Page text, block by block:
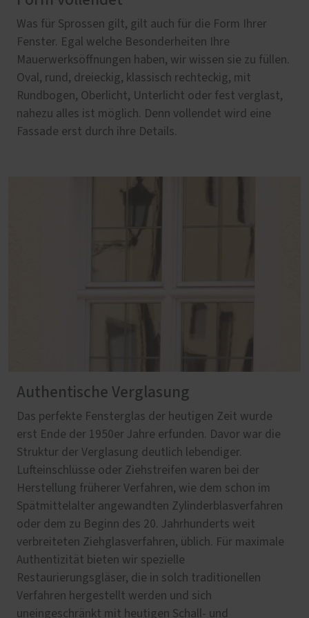
Was für Sprossen gilt, gilt auch für die Form Ihrer
Fenster. Egal welche Besonderheiten Ihre
Mauerwerksöffnungen haben, wir wissen sie zu füllen.
Oval, rund, dreieckig, klassisch rechteckig, mit
Rundbogen, Oberlicht, Unterlicht oder fest verglast,
nahezu alles ist möglich. Denn vollendet wird eine
Fassade erst durch ihre Details.
Authentische Verglasung
Das perfekte Fensterglas der heutigen Zeit wurde
erst Ende der 1950er Jahre erfunden. Davor war die
Struktur der Verglasung deutlich lebendiger.
Lufteinschlüsse oder Ziehstreifen waren bei der
Herstellung früherer Verfahren, wie dem schon im
Spätmittelalter angewandten Zylinderblasverfahren
oder dem zu Beginn des 20. Jahrhunderts weit
verbreiteten Ziehglasverfahren, üblich. Für maximale
Authentizität bieten wir spezielle
Restaurierungsgläser, die in solch traditionellen
Verfahren hergestellt werden und sich
uneingeschränkt mit heutigen Schall- und